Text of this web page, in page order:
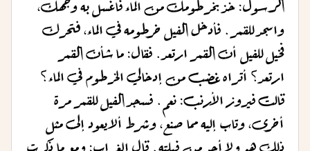
فخيل للفيل أن القمر ارتعد. فقال: ما شأن القمر